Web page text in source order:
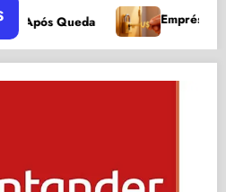
Queda Empréstimo